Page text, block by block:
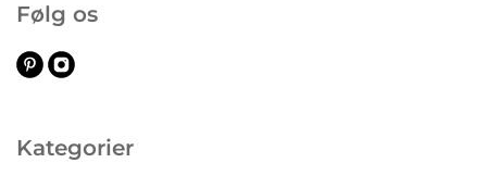
Kategorier
Følg os